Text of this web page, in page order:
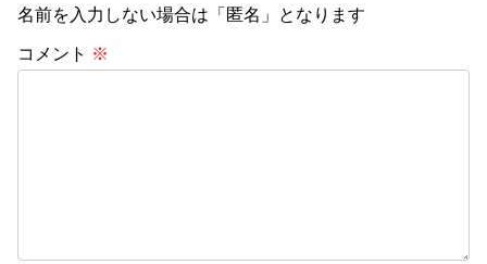
名前を入力しない場合は「匿名」となります
コメント ※